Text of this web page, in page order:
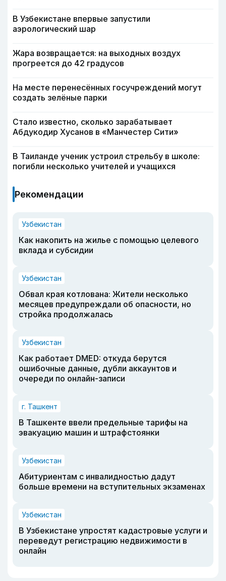
В Узбекистане впервые запустили
аэрологический шар
Жара возвращается: на выходных воздух
прогреется до 42 градусов
На месте перенесённых госучреждений могут
создать зелёные парки
Стало известно, сколько зарабатывает
Абдукодир Хусанов в «Манчестер Сити»
В Таиланде ученик устроил стрельбу в школе:
погибли несколько учителей и учащихся
Рекомендации
Узбекистан
Как накопить на жилье с помощью целевого
вклада и субсидии
Узбекистан
Обвал края котлована: Жители несколько
месяцев предупреждали об опасности, но
стройка продолжалась
Узбекистан
Как работает DMED: откуда берутся
ошибочные данные, дубли аккаунтов и
очереди по онлайн-записи
г. Ташкент
В Ташкенте ввели предельные тарифы на
эвакуацию машин и штрафстоянки
Узбекистан
Абитуриентам с инвалидностью дадут
больше времени на вступительных экзаменах
Узбекистан
В Узбекистане упростят кадастровые услуги и
переведут регистрацию недвижимости в
онлайн